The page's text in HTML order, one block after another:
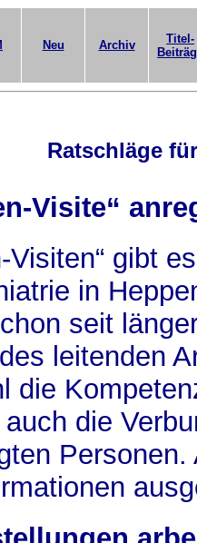
Neu Archiv
Titel-
Ratschläge
Visite“
Visiten“ gibt
in
seit
leitenden
die
die